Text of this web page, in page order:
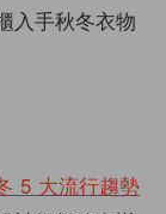
入手秋冬衣物